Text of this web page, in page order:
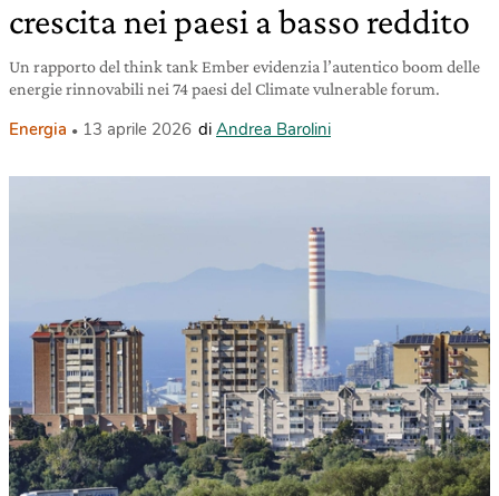
crescita nei paesi a basso reddito
Un rapporto del think tank Ember evidenzia l’autentico boom delle
energie rinnovabili nei 74 paesi del Climate vulnerable forum.
Energia 13 aprile 2026 di Andrea Barolini